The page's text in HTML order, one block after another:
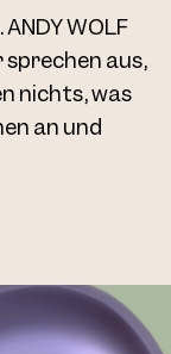
WOLF
aus,
nichts, was
an und